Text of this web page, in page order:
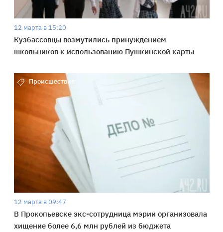
12 марта в 15:20
Кузбассовцы возмутились принуждением
школьников к использованию Пушкинской карты
Происшествия
12 марта в 09:47
В Прокопьевске экс-сотрудница мэрии организовала
хищение более 6,6 млн рублей из бюджета